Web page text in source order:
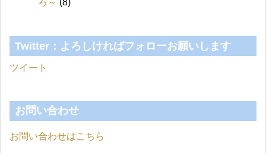
ろ～ (8)
Twitter：よろしければフォローお願いします
ツイート
お問い合わせ
お問い合わせはこちら